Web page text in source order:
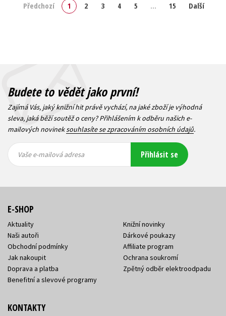
Předchozí 1 2 3 4 5 … 15 Další
Budete to vědět jako první!
Zajímá Vás, jaký knižní hit právě vychází, na jaké zboží je výhodná
sleva, jaká běží soutěž o ceny? Přihlášením k odběru našich e-
mailových novineksouhlasíte se zpracováním osobních údajů.
mailová
mailová
Vaše e-mailová adresa Přihlásit se
E-SHOP
Aktuality
Naši autoři
Obchodní podmínky
Jak nakoupit
Doprava a platba
Benefitní a slevové programy
Knižní novinky
Dárkové poukazy
Affiliate program
Ochrana soukromí
Zpětný odběr elektroodpadu
KONTAKTY